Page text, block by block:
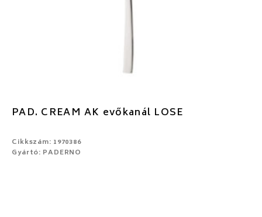
PAD. CREAM AK evőkanál LOSE
Cikkszám: 1970386
Gyártó: PADERNO